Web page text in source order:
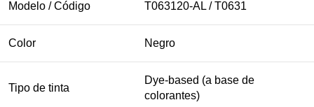
Modelo / Código T063120-AL / T0631
Color Negro
Tipo de tinta
Dye-based (a base de
colorantes)